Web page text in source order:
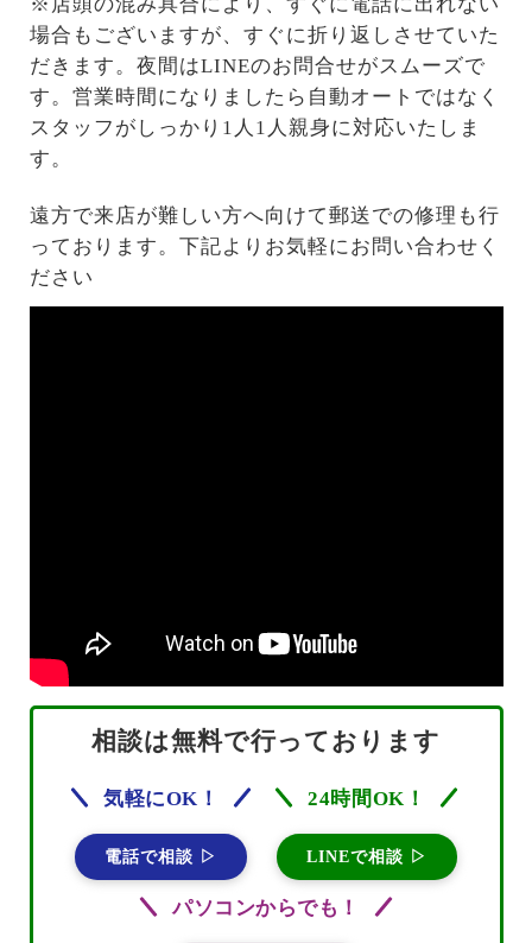
場合もございますが、すぐに折り返しさせていた
だきます。夜間はLINEのお問合せがスムーズで
す。営業時間になりましたら自動オートではなく
スタッフがしっかり1人1人親身に対応いたしま
す。
遠方で来店が難しい方へ向けて郵送での修理も行
っております。下記よりお気軽にお問い合わせく
ださい
相談は無料で行っております
気軽にOK！
電話で相談 ▷
24時間OK！
LINEで相談 ▷
パソコンからでも！